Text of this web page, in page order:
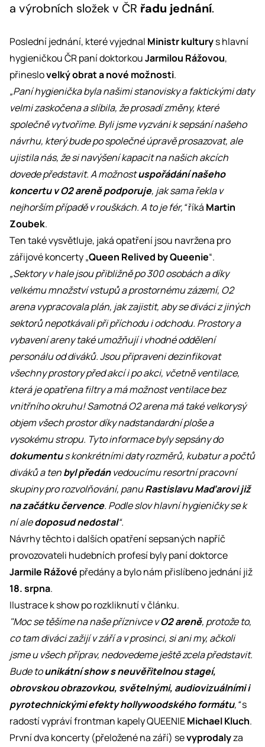
a výrobních složek v ČR řadu jednání.
Poslední jednání, které vyjednal Ministr kulturys hlavní
hygieničkou ČR paní doktorkouJarmilou Rážovou,
přineslovelký obrat a nové možnosti.
„Paní hygienička byla našimi stanovisky a faktickými daty
velmi zaskočena a slíbila, že prosadí změny, které
společně vytvoříme. Byli jsme vyzváni k sepsání našeho
návrhu, který bude po společné úpravě prosazovat, ale
ujistila nás, že si navýšení kapacit na našich akcích
dovede představit. A možnostuspořádání našeho
koncertu v O2 areně podporuje, jak sama řekla v
nejhorším případě v rouškách. A to je fér,“říká Martin
Zoubek.
Ten také vysvětluje, jaká opatření jsou navržena pro
zářijové koncerty „Queen Relived by Queenie“.
„Sektory v hale jsou přibližně po 300 osobách a díky
velkému množství vstupů a prostornému zázemí, O2
arena vypracovala plán, jak zajistit, aby se diváci z jiných
sektorů nepotkávali při příchodu i odchodu. Prostory a
vybavení areny také umožňují i vhodné oddělení
personálu od diváků. Jsou připraveni dezinfikovat
všechny prostory před akcí i po akci, včetně ventilace,
která je opatřena filtry a má možnost ventilace bez
vnitřního okruhu! Samotná O2 arena má také velkorysý
objem všech prostor díky nadstandardní ploše a
vysokému stropu. Tyto informace byly sepsány do
dokumentus konkrétními daty rozměrů, kubatur a počtů
diváků a tenbyl předánvedoucímu resortní pracovní
skupiny pro rozvolňování, panuRastislavu Maďarovi již
na začátku července. Podle slov hlavní hygieničky se k
ní aledoposud nedostal“.
Návrhy těchto i dalších opatření sepsaných napříč
provozovateli hudebních profesí byly paní doktorce
Jarmile Rážové předány a bylo nám přislíbeno jednání již
18. srpna.
Ilustrace k show po rozkliknutí v článku.
"Moc se těšíme na naše příznivce vO2 areně, protože to,
co tam diváci zažijí v září a v prosinci, si ani my, ačkoli
jsme u všech příprav, nedovedeme ještě zcela představit.
Bude tounikátní show s neuvěřitelnou stageí,
obrovskou obrazovkou, světelnými, audiovizuálními i
pyrotechnickými efekty hollywoodského formátu,“s
radostí vypráví frontman kapely QUEENIEMichael Kluch.
První dva koncerty (přeložené na září) sevyprodalyza